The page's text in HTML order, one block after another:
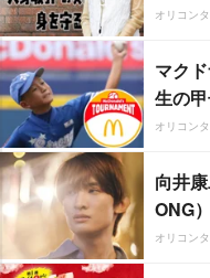
オリコン
マク
生の甲
オリコン
向井
ONG）
オリコン